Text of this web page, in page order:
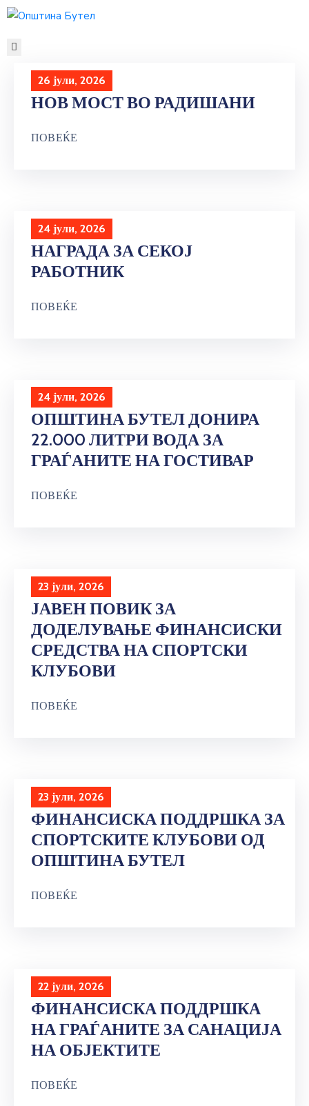
ЗА
ОПШТИНАТА
ОРГАНИ
УСЛУГИ
ОДНОСИ
ЈАВНОСТ
КОНТАКТ
26 јули, 2026
НОВ МОСТ ВО РАДИШАНИ
ПОВЕЌЕ
24 јули, 2026
НАГРАДА ЗА СЕКОЈ
РАБОТНИК
ПОВЕЌЕ
24 јули, 2026
ОПШТИНА БУТЕЛ ДОНИРА
22.000 ЛИТРИ ВОДА ЗА
ГРАЃАНИТЕ НА ГОСТИВАР
ПОВЕЌЕ
23 јули, 2026
ЈАВЕН ПОВИК ЗА
ДОДЕЛУВАЊЕ ФИНАНСИСКИ
СРЕДСТВА НА СПОРТСКИ
КЛУБОВИ
ПОВЕЌЕ
23 јули, 2026
ФИНАНСИСКА ПОДДРШКА ЗА
СПОРТСКИТЕ КЛУБОВИ ОД
ОПШТИНА БУТЕЛ
ПОВЕЌЕ
22 јули, 2026
ФИНАНСИСКА ПОДДРШКА
НА ГРАЃАНИТЕ ЗА САНАЦИЈА
НА ОБЈЕКТИТЕ
ПОВЕЌЕ